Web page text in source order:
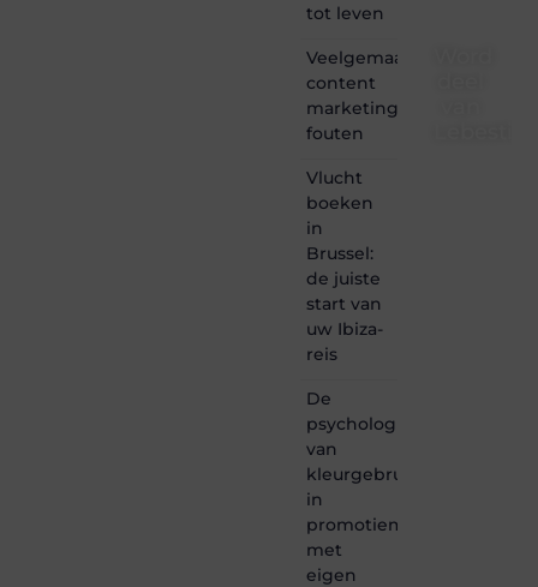
tot leven
Veelgemaakte
content
marketing
fouten
Vlucht
boeken
in
Brussel:
de juiste
start van
uw Ibiza-
reis
De
psychologie
van
kleurgebruik
in
promotiemateriaal
met
eigen